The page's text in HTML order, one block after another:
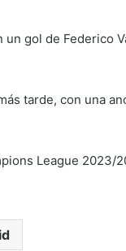
gol de Federico
tarde, con una
League 2023/